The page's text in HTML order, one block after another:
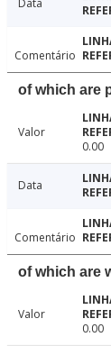
Data
Comentário
of which are
Valor
0.00
Data
Comentário
of which are
Valor
0.00